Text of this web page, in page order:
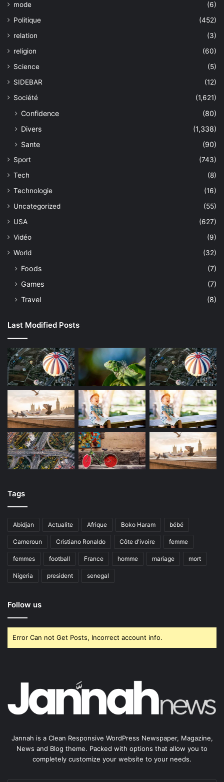
mode
(6)
Politique
(452)
relation
(3)
religion
(60)
Science
(5)
SIDEBAR
(12)
Société
(1,621)
Confidence
(80)
Divers
(1,338)
Sante
(90)
Sport
(743)
Tech
(8)
Technologie
(16)
Uncategorized
(55)
USA
(627)
Vidéo
(9)
World
(32)
Foods
(7)
Games
(7)
Travel
(8)
Last Modified Posts
Tags
Abidjan Actualite Afrique Boko Haram bébé
Cameroun Cristiano Ronaldo Côte d'ivoire femme
femmes football France homme mariage mort
Nigeria president senegal
Follow us
Error Can not Get Posts, Incorrect account info.
Jannah is a Clean Responsive WordPress Newspaper, Magazine,
News and Blog theme. Packed with options that allow you to
completely customize your website to your needs.